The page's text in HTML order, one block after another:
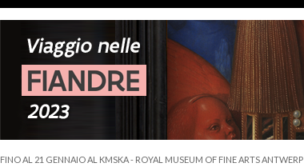
FINO AL 21 GENNAIO AL KMSKA - ROYAL MUSEUM OF FINE ARTS ANTWERP